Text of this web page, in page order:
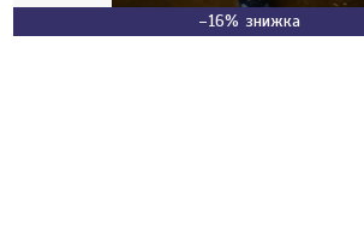
–16%